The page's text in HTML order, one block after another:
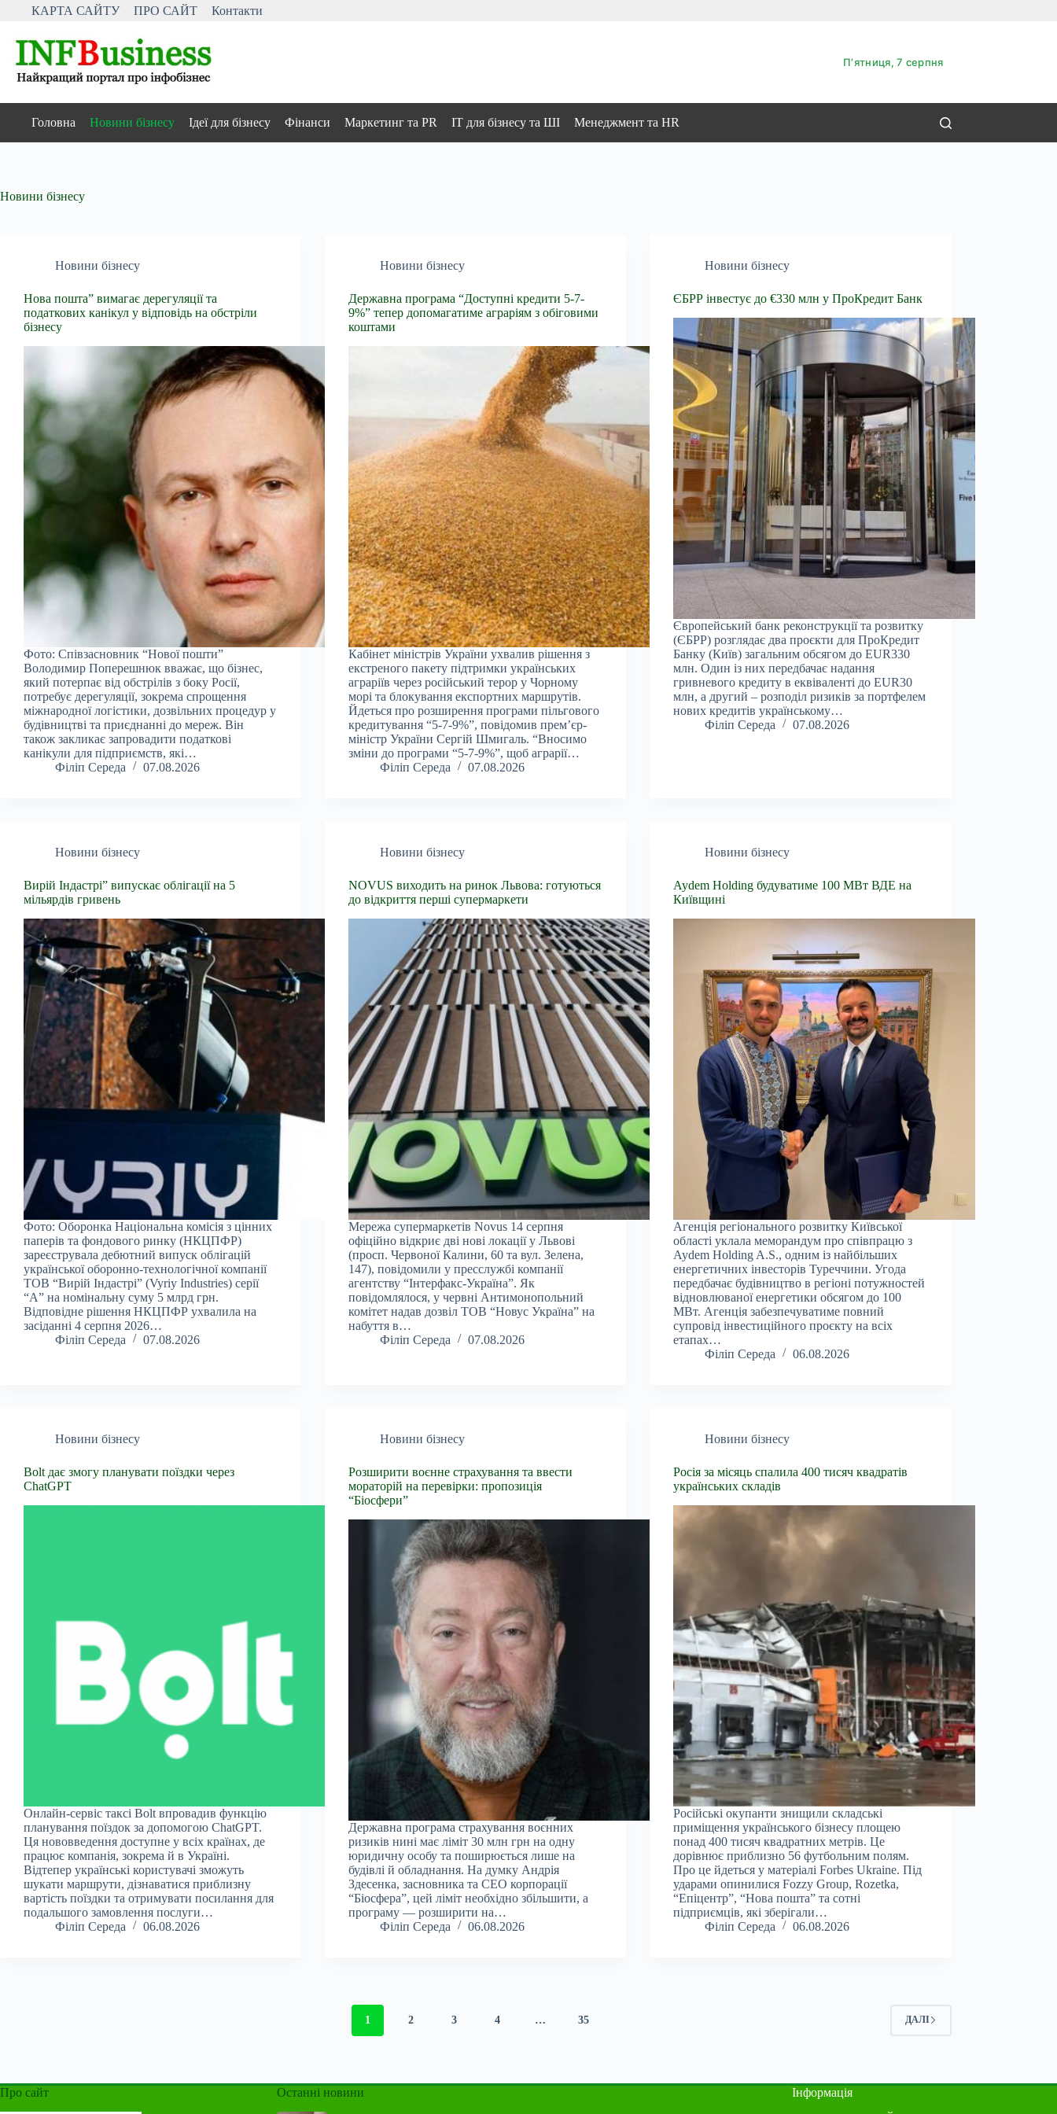
ПерейтиКАРТА САЙТУ ПРО САЙТ Контакти
Пʼятниця, 7 серпня
Головна Новини бізнесу Ідеї для бізнесу Фінанси Маркетинг та PR IT для бізнесу та ШІ Менеджмент та HR
Новини бізнесу
Новини бізнесу
Нова пошта” вимагає дерегуляції та
податкових канікул у відповідь на обстріли
бізнесу
Фото: Співзасновник “Нової пошти”
Володимир Поперешнюк вважає, що бізнес,
який потерпає від обстрілів з боку Росії,
потребує дерегуляції, зокрема спрощення
міжнародної логістики, дозвільних процедур у
будівництві та приєднанні до мереж. Він
також закликає запровадити податкові
канікули для підприємств, які…
Філіп Середа
07.08.2026
Новини бізнесу
Державна програма “Доступні кредити 5-7-
9%” тепер допомагатиме аграріям з обіговими
коштами
Кабінет міністрів України ухвалив рішення з
екстреного пакету підтримки українських
аграріїв через російський терор у Чорному
морі та блокування експортних маршрутів.
Йдеться про розширення програми пільгового
кредитування “5-7-9%”, повідомив прем’єр-
міністр України Сергій Шмигаль. “Вносимо
зміни до програми “5-7-9%”, щоб аграрії…
Філіп Середа
07.08.2026
Новини бізнесу
ЄБРР інвестує до €330 млн у ПроКредит Банк
Європейський банк реконструкції та розвитку
(ЄБРР) розглядає два проєкти для ПроКредит
Банку (Київ) загальним обсягом до EUR330
млн. Один із них передбачає надання
гривневого кредиту в еквіваленті до EUR30
млн, а другий – розподіл ризиків за портфелем
нових кредитів українському…
Філіп Середа
07.08.2026
Новини бізнесу
Вирій Індастрі” випускає облігації на 5
мільярдів гривень
Фото: Оборонка Національна комісія з цінних
паперів та фондового ринку (НКЦПФР)
зареєструвала дебютний випуск облігацій
української оборонно-технологічної компанії
ТОВ “Вирій Індастрі” (Vyriy Industries) серії
“А” на номінальну суму 5 млрд грн.
Відповідне рішення НКЦПФР ухвалила на
засіданні 4 серпня 2026…
Філіп Середа
07.08.2026
Новини бізнесу
NOVUS виходить на ринок Львова: готуються
до відкриття перші супермаркети
Мережа супермаркетів Novus 14 серпня
офіційно відкриє дві нові локації у Львові
(просп. Червоної Калини, 60 та вул. Зелена,
147), повідомили у пресслужбі компанії
агентству “Інтерфакс-Україна”. Як
повідомлялося, у червні Антимонопольний
комітет надав дозвіл ТОВ “Новус Україна” на
набуття в…
Філіп Середа
07.08.2026
Новини бізнесу
Aydem Holding будуватиме 100 МВт ВДЕ на
Київщині
Агенція регіонального розвитку Київської
області уклала меморандум про співпрацю з
Aydem Holding A.S., одним із найбільших
енергетичних інвесторів Туреччини. Угода
передбачає будівництво в регіоні потужностей
відновлюваної енергетики обсягом до 100
МВт. Агенція забезпечуватиме повний
супровід інвестиційного проєкту на всіх
етапах…
Філіп Середа
06.08.2026
Новини бізнесу
Bolt дає змогу планувати поїздки через
ChatGPT
Онлайн-сервіс таксі Bolt впровадив функцію
планування поїздок за допомогою ChatGPT.
Ця нововведення доступне у всіх країнах, де
працює компанія, зокрема й в Україні.
Відтепер українські користувачі зможуть
шукати маршрути, дізнаватися приблизну
вартість поїздки та отримувати посилання для
подальшого замовлення послуги…
Філіп Середа
06.08.2026
Новини бізнесу
Розширити воєнне страхування та ввести
мораторій на перевірки: пропозиція
“Біосфери”
Державна програма страхування воєнних
ризиків нині має ліміт 30 млн грн на одну
юридичну особу та поширюється лише на
будівлі й обладнання. На думку Андрія
Здесенка, засновника та CEO корпорації
“Біосфера”, цей ліміт необхідно збільшити, а
програму — розширити на…
Філіп Середа
06.08.2026
Новини бізнесу
Росія за місяць спалила 400 тисяч квадратів
українських складів
Російські окупанти знищили складські
приміщення українського бізнесу площею
понад 400 тисяч квадратних метрів. Це
дорівнює приблизно 56 футбольним полям.
Про це йдеться у матеріалі Forbes Ukraine. Під
ударами опинилися Fozzy Group, Rozetka,
“Епіцентр”, “Нова пошта” та сотні
підприємців, які зберігали…
Філіп Середа
06.08.2026
1 2 3 4 … 35 ДАЛІ
Про сайт Останні новини
Інформація